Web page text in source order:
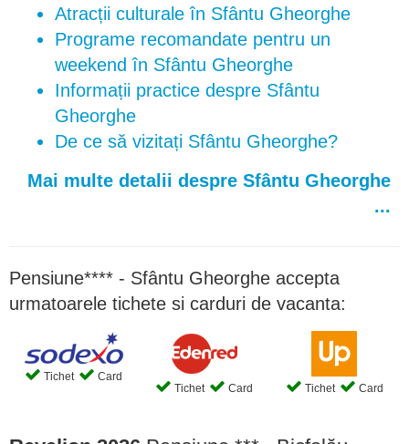
Atracții culturale în Sfântu Gheorghe
Programe recomandate pentru un
weekend în Sfântu Gheorghe
Informații practice despre Sfântu
Gheorghe
De ce să vizitați Sfântu Gheorghe?
Mai multe detalii despre Sfântu Gheorghe
...
Pensiune**** - Sfântu Gheorghe accepta
urmatoarele tichete si carduri de vacanta:
Tichet
Card
Tichet
Card Tichet Card